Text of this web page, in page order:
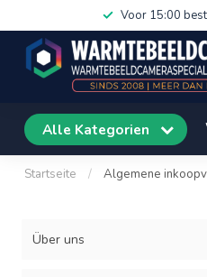
Voor 15:00
Alle Kategorien
Startseite / Algemene
Über uns